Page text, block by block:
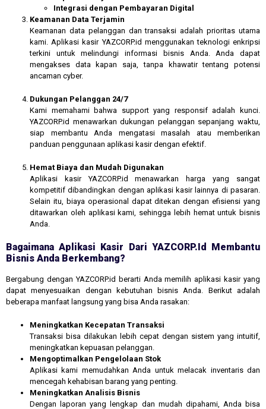
Integrasi dengan Pembayaran Digital
Keamanan Data Terjamin
Keamanan data pelanggan dan transaksi adalah prioritas utama
kami. Aplikasi kasir YAZCORP.id menggunakan teknologi enkripsi
terkini untuk melindungi informasi bisnis Anda. Anda dapat
mengakses data kapan saja, tanpa khawatir tentang potensi
ancaman cyber.
Dukungan Pelanggan 24/7
Kami memahami bahwa support yang responsif adalah kunci.
YAZCORP.id menawarkan dukungan pelanggan sepanjang waktu,
siap membantu Anda mengatasi masalah atau memberikan
panduan penggunaan aplikasi kasir dengan efektif.
Hemat Biaya dan Mudah Digunakan
Aplikasi kasir YAZCORP.id menawarkan harga yang sangat
kompetitif dibandingkan dengan aplikasi kasir lainnya di pasaran.
Selain itu, biaya operasional dapat ditekan dengan efisiensi yang
ditawarkan oleh aplikasi kami, sehingga lebih hemat untuk bisnis
Anda.
Bagaimana Aplikasi Kasir Dari YAZCORP.id Membantu
Bisnis Anda Berkembang?
Bergabung dengan YAZCORP.id berarti Anda memilih aplikasi kasir yang
dapat menyesuaikan dengan kebutuhan bisnis Anda. Berikut adalah
beberapa manfaat langsung yang bisa Anda rasakan:
Meningkatkan Kecepatan Transaksi
Transaksi bisa dilakukan lebih cepat dengan sistem yang intuitif,
meningkatkan kepuasan pelanggan.
Mengoptimalkan Pengelolaan Stok
Aplikasi kami memudahkan Anda untuk melacak inventaris dan
mencegah kehabisan barang yang penting.
Meningkatkan Analisis Bisnis
Dengan laporan yang lengkap dan mudah dipahami, Anda bisa